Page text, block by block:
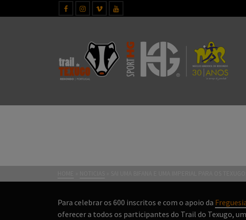
Para celebrar os 600 inscritos e com o apoio da
oferecer a todos os participantes do Trail do Texugo,